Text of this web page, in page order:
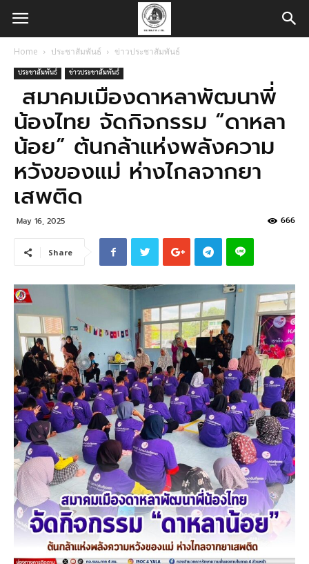
Home ประชาสัมพันธ์ ข่าวประชาสัมพันธ์
ประชาสัมพันธ์ ข่าวประชาสัมพันธ์
สมาคมเมืองดาหลาพัฒนาพี่
น้องไทย จัดกิจกรรม “ดาหลา
น้อย” ต้นกล้าแห่งพลังความ
หวังของแม่ ห่างไกลจากยา
เสพติด
May 16, 2025 666
Share